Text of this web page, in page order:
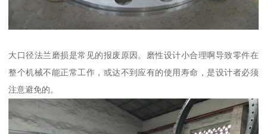
大口径法兰磨损是常见的报废原因。磨性设计小合理啊导致零件在
整个机械不能正常工作，或达不到应有的使用寿命，是设计者必须
注意避免的。